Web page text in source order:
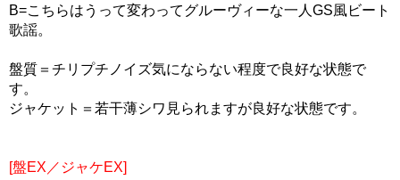
B=こちらはうって変わってグルーヴィーな一人GS風ビート
歌謡。
盤質＝チリプチノイズ気にならない程度で良好な状態で
す。
ジャケット＝若干薄シワ見られますが良好な状態です。
[盤EX／ジャケEX]